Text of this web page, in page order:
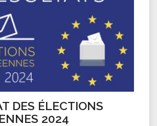
DES ÉLECTIONS
2024